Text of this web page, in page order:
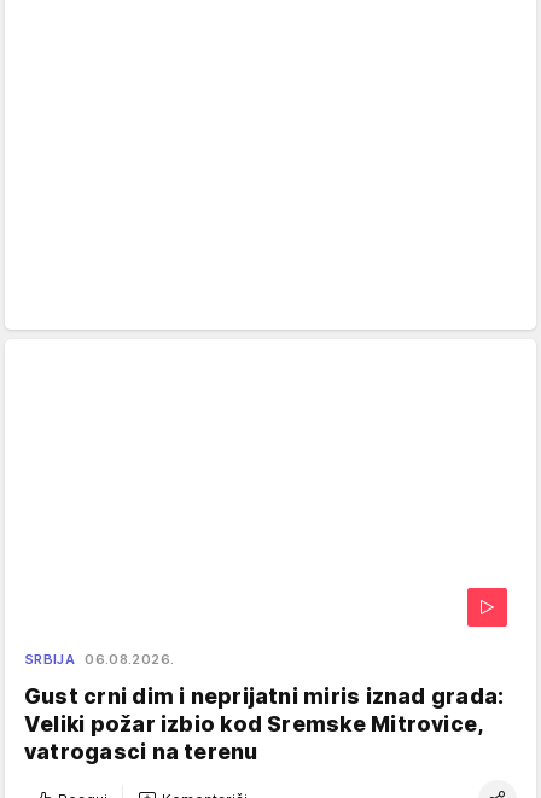
SRBIJA 06.08.2026.
Gust crni dim i neprijatni miris iznad grada:
Veliki požar izbio kod Sremske Mitrovice,
vatrogasci na terenu